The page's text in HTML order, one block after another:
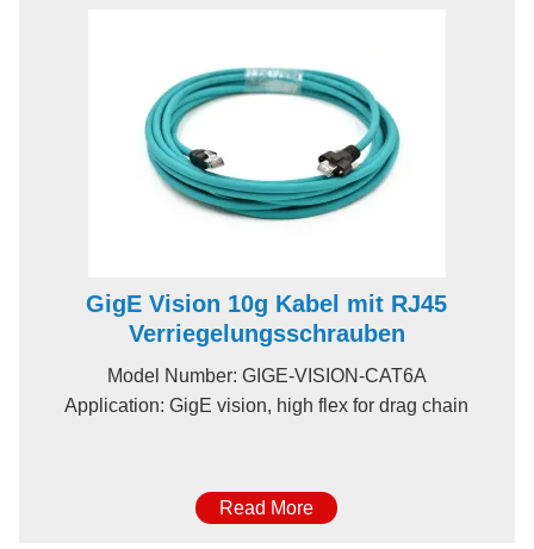
GigE Vision 10g Kabel mit RJ45
Verriegelungsschrauben
Model Number: GIGE-VISION-CAT6A
Application: GigE vision, high flex for drag chain
Read More